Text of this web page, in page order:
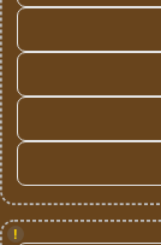
!